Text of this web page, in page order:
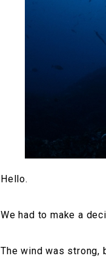
Hello.
We had to make a
The wind was strong,